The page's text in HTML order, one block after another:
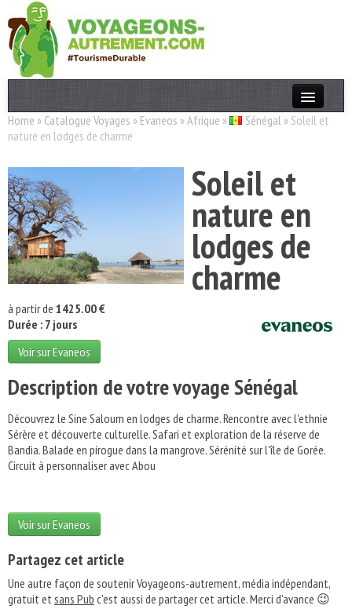
Actualités
Destinations
Acteurs
Thèmes
Home » Catalogue Voyages » Evaneos »Afrique » Sénégal » Soleil et
nature en lodges de charme
Soleil et
nature en
lodges de
charme
à partir de 1425.00 €
Durée : 7 jours
Voir sur Evaneos
Description de votre voyage Sénégal
Découvrez le Sine Saloum en lodges de charme. Rencontre avec l'ethnie
Sérère et découverte culturelle. Safari et exploration de la réserve de
Bandia. Balade en pirogue dans la mangrove. Sérénité sur l'île de Gorée.
Circuit à personnaliser avec Abou
Voir sur Evaneos
Partagez cet article
Une autre façon de soutenir Voyageons-autrement, média indépendant,
gratuit etsans Pub c'est aussi de partager cet article. Merci d'avance 😉